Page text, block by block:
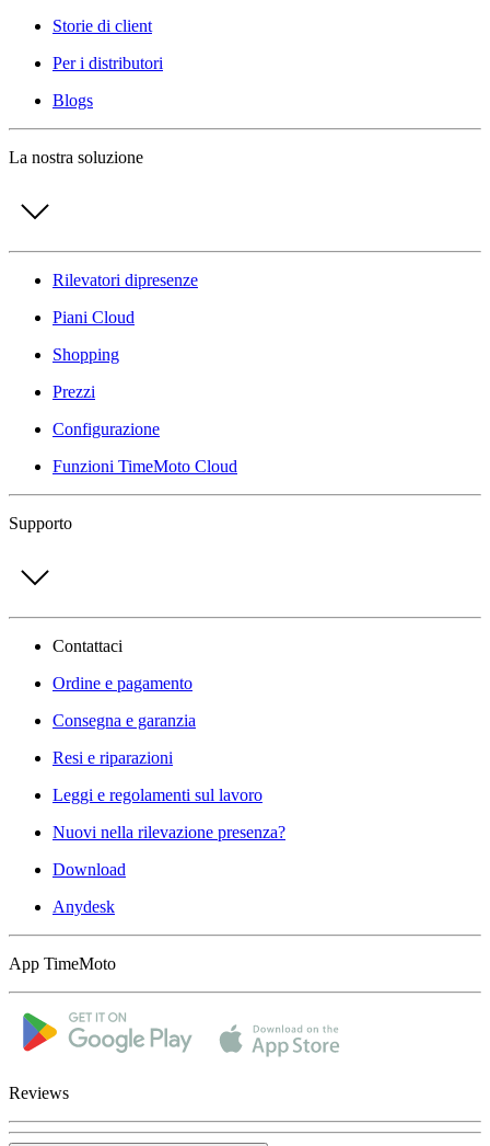
Storie di client
Per i distributori
Blogs
La nostra soluzione
Rilevatori dipresenze
Piani Cloud
Shopping
Prezzi
Configurazione
Funzioni TimeMoto Cloud
Supporto
Contattaci
Ordine e pagamento
Consegna e garanzia
Resi e riparazioni
Leggi e regolamenti sul lavoro
Nuovi nella rilevazione presenza?
Download
Anydesk
App TimeMoto
Reviews